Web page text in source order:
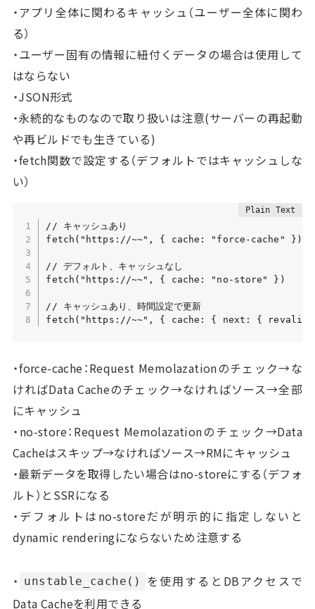
・アプリ全体に関わるキャッシュ（ユーザー全体に関わ
る）
・ユーザー固有の情報に紐付くデータの場合は使用して
はならない
・JSON形式
・永続的なものなので取り扱いは注意(サーバーの再起動
や再ビルドでも生きている)
・fetch関数で設定する（デフォルトではキャッシュしな
い）
// キャッシュあり
fetch("https://~~", { cache: "force-cache" })
// デフォルト、キャッシュなし
fetch("https://~~", { cache: "no-store" })
// キャッシュあり、時間設定で更新
fetch("https://~~", { cache: { next: {
・force-cache：Request Memolazationのチェック→な
ければData Cacheのチェック→なければソース→全部
にキャッシュ
・no-store：Request Memolazationのチェック→Data
Cacheはスキップ→なければソース→RMにキャッシュ
・最新データを取得したい場合はno-storeにする（デフォ
ルト）とSSRになる
・デフォルトはno-storeだが明示的に指定しないと
dynamic renderingにならないため注意する
・ unstable_cache()
を使用するとDBアクセスで
Data Cacheを利用できる